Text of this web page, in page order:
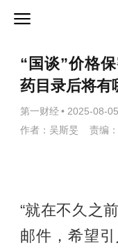
“国谈”价格
药目录后将有
第一财经 • 2025-08-
作者：吴斯旻 责编
“就在不久之
邮件，希望